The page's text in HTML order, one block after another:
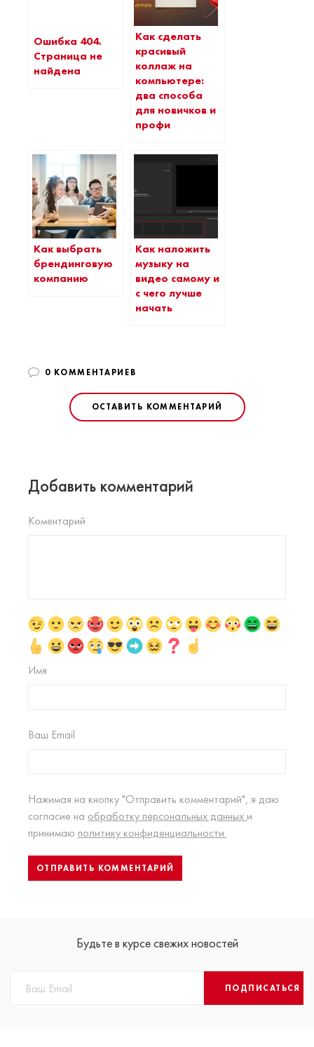
Ошибка 404.
Страница не
найдена
Как сделать
красивый
коллаж на
компьютере:
два способа
для новичков и
профи
Как выбрать
брендинговую
компанию
Как наложить
музыку на
видео самому и
с чего лучше
начать
0 КОММЕНТАРИЕВ
ОСТАВИТЬ КОММЕНТАРИЙ
Добавить комментарий
Коментарий
Имя
Ваш Email
Нажимая на кнопку "Отправить комментарий", я даю
согласие на обработку персональных данных и
принимаю политику конфиденциальности.
Будьте в курсе свежих новостей
ПОДПИСАТЬСЯ